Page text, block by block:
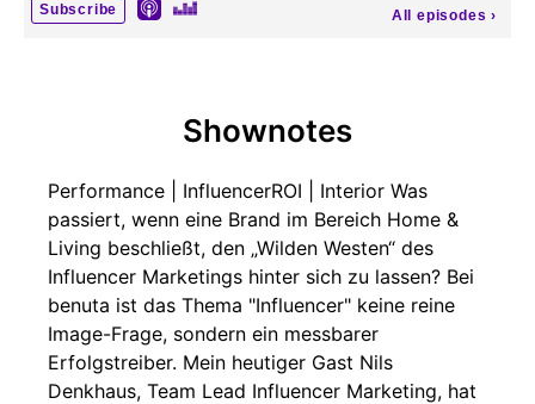
Subscribe All episodes ›
Shownotes
Performance | InfluencerROI | Interior Was
passiert, wenn eine Brand im Bereich Home &
Living beschließt, den „Wilden Westen“ des
Influencer Marketings hinter sich zu lassen? Bei
benuta ist das Thema "Influencer" keine reine
Image-Frage, sondern ein messbarer
Erfolgstreiber. Mein heutiger Gast Nils
Denkhaus, Team Lead Influencer Marketing, hat